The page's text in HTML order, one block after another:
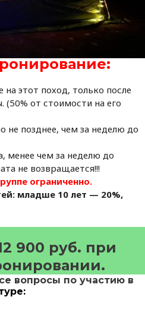
этот поход, только после
(50% от стоимости на его
не позднее, чем за неделю до
менее чем за неделю до
не возвращается!!!
ограниченно.
младше 10 лет — 20%,
900 руб. при
вопросы по участию в